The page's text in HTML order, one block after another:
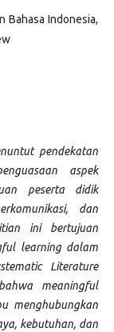
Bahasa Indonesia,
pendekatan
aspek
peserta didik
dan
ini bertujuan
learning dalam
Literature
meaningful
menghubungkan
kebutuhan, dan